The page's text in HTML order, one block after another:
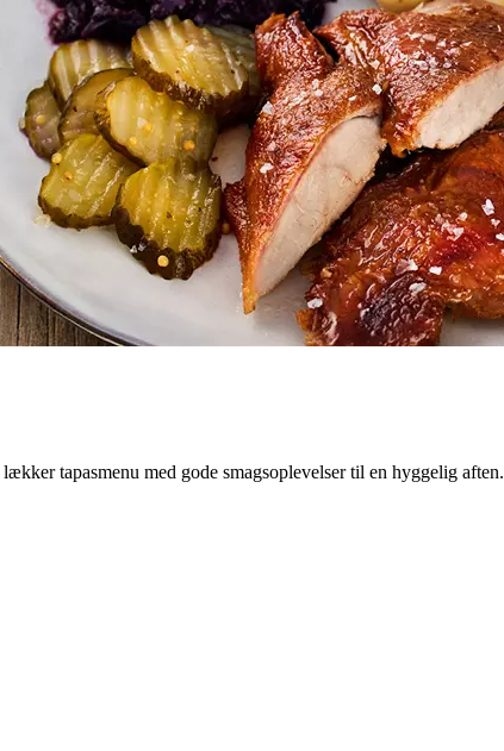
lækker tapasmenu med gode smagsoplevelser til en hyggelig aften.